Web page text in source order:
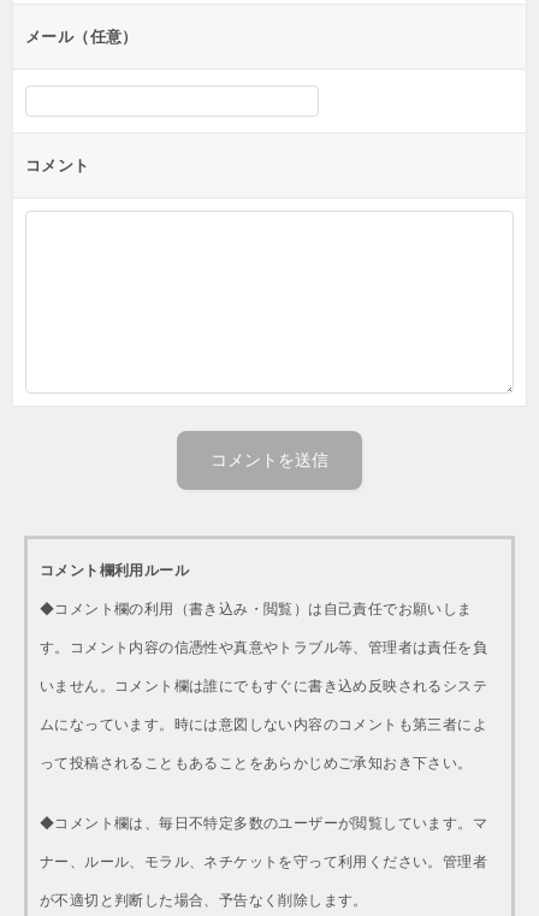
メール（任意）
コメント
コメント欄利用ルール
◆コメント欄の利用（書き込み・閲覧）は自己責任でお願いしま
す。コメント内容の信憑性や真意やトラブル等、管理者は責任を負
いません。コメント欄は誰にでもすぐに書き込め反映されるシステ
ムになっています。時には意図しない内容のコメントも第三者によ
って投稿されることもあることをあらかじめご承知おき下さい。
◆コメント欄は、毎日不特定多数のユーザーが閲覧しています。マ
ナー、ルール、モラル、ネチケットを守って利用ください。管理者
が不適切と判断した場合、予告なく削除します。